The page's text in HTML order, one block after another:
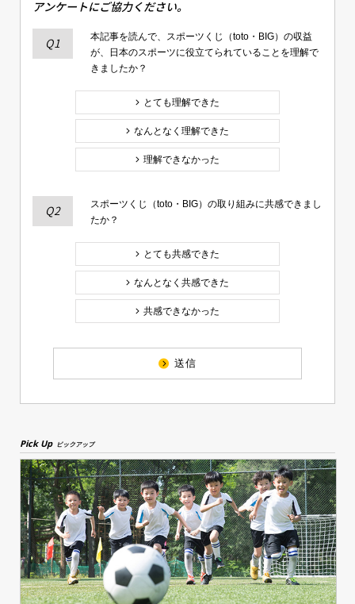
アンケートにご協力ください。
Q1
本記事を読んで、スポーツくじ（toto・BIG）の収益
が、日本のスポーツに役立てられていることを理解で
きましたか？
とても理解できた
なんとなく理解できた
理解できなかった
Q2
スポーツくじ（toto・BIG）の取り組みに共感できまし
たか？
とても共感できた
なんとなく共感できた
共感できなかった
送信
Pick Up ピックアップ